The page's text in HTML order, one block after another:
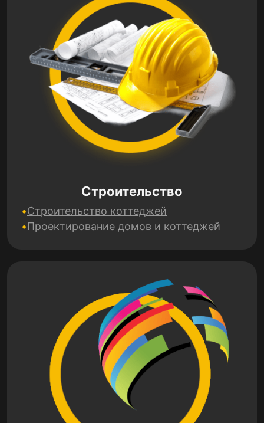
Строительство
Строительство коттеджей
Проектирование домов и коттеджей